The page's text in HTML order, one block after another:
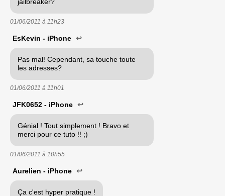
01/06/2011 à 11h23
EsKevin - iPhone ↩
Pas mal! Cependant, sa touche toute
les adresses?
01/06/2011 à 11h01
JFK0652 - iPhone ↩
Génial ! Tout simplement ! Bravo et
merci pour ce tuto !! ;)
01/06/2011 à 10h55
Aurelien - iPhone ↩
Ça c'est hyper pratique !